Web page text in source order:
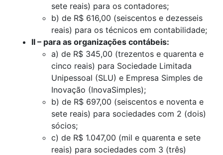
sete reais) para os contadores;
b) de R$ 616,00 (seiscentos e dezesseis
reais) para os técnicos em contabilidade;
II – para as organizações contábeis:
a) de R$ 345,00 (trezentos e quarenta e
cinco reais) para Sociedade Limitada
Unipessoal (SLU) e Empresa Simples de
Inovação (InovaSimples);
b) de R$ 697,00 (seiscentos e noventa e
sete reais) para sociedades com 2 (dois)
sócios;
c) de R$ 1.047,00 (mil e quarenta e sete
reais) para sociedades com 3 (três)